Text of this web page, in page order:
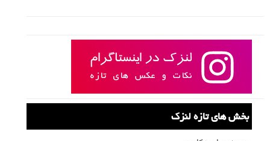
رمز عبور
مرا به خاطر بسپار
بازیابی رمز عبور